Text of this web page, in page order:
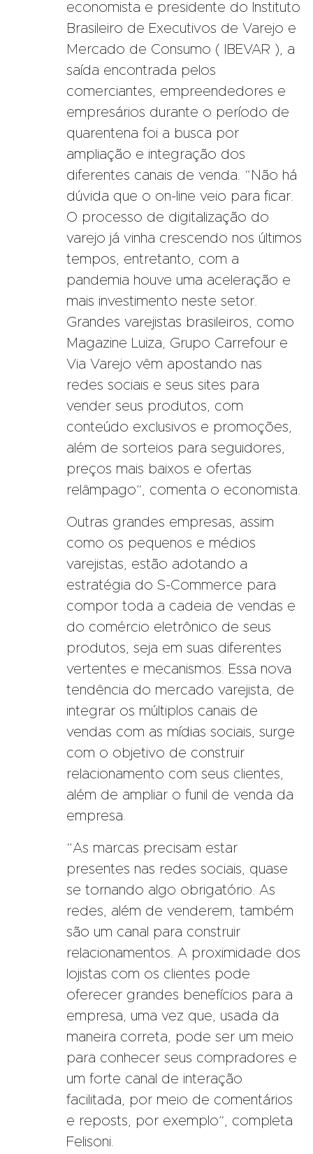
economista e presidente do Instituto
Brasileiro de Executivos de Varejo e
Mercado de Consumo ( IBEVAR ), a
saída encontrada pelos
comerciantes, empreendedores e
empresários durante o período de
quarentena foi a busca por
ampliação e integração dos
diferentes canais de venda. “Não há
dúvida que o on-line veio para ficar.
O processo de digitalização do
varejo já vinha crescendo nos últimos
tempos, entretanto, com a
pandemia houve uma aceleração e
mais investimento neste setor.
Grandes varejistas brasileiros, como
Magazine Luiza, Grupo Carrefour e
Via Varejo vêm apostando nas
redes sociais e seus sites para
vender seus produtos, com
conteúdo exclusivos e promoções,
além de sorteios para seguidores,
preços mais baixos e ofertas
relâmpago”, comenta o economista.
Outras grandes empresas, assim
como os pequenos e médios
varejistas, estão adotando a
estratégia do S-Commerce para
compor toda a cadeia de vendas e
do comércio eletrônico de seus
produtos, seja em suas diferentes
vertentes e mecanismos. Essa nova
tendência do mercado varejista, de
integrar os múltiplos canais de
vendas com as mídias sociais, surge
com o objetivo de construir
relacionamento com seus clientes,
além de ampliar o funil de venda da
empresa.
“As marcas precisam estar
presentes nas redes sociais, quase
se tornando algo obrigatório. As
redes, além de venderem, também
são um canal para construir
relacionamentos. A proximidade dos
lojistas com os clientes pode
oferecer grandes benefícios para a
empresa, uma vez que, usada da
maneira correta, pode ser um meio
para conhecer seus compradores e
um forte canal de interação
facilitada, por meio de comentários
e reposts, por exemplo”, completa
Felisoni.